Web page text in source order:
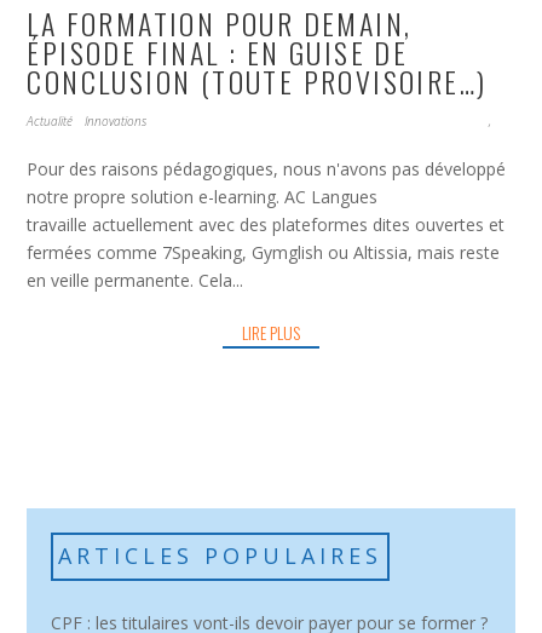
LA FORMATION POUR DEMAIN,
ÉPISODE FINAL : EN GUISE DE
CONCLUSION (TOUTE PROVISOIRE…)
Actualité ,
Innovations
Pour des raisons pédagogiques, nous n'avons pas développé
notre propre solution e-learning. AC Langues
travaille actuellement avec des plateformes dites ouvertes et
fermées comme 7Speaking, Gymglish ou Altissia, mais reste
en veille permanente. Cela...
LIRE PLUS
ARTICLES POPULAIRES
CPF : les titulaires vont-ils devoir payer pour se former ?